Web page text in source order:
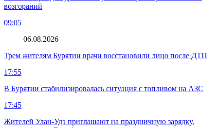
возгораний
09:05
06.08.2026
Трем жителям Бурятии врачи восстановили лицо после ДТП
17:55
В Бурятии стабилизировалась ситуация с топливом на АЗС
17:45
Жителей Улан-Удэ приглашают на праздничную зарядку,